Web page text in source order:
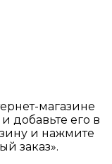
магазине
добавьте его в
и нажмите
заказ».